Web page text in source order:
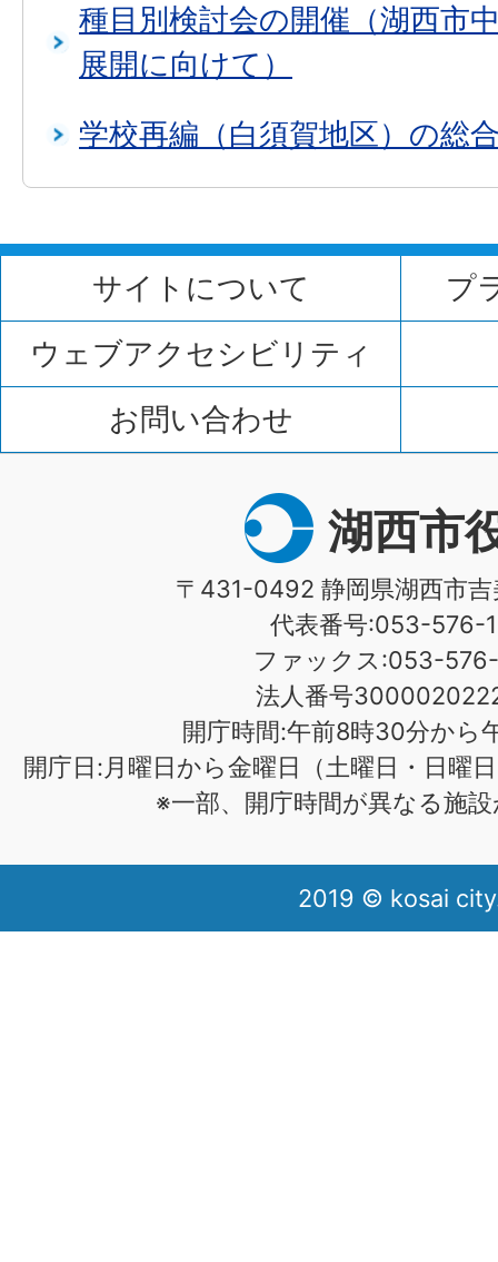
種目別検討会の開催（湖西市
展開に向けて）
学校再編（白須賀地区）の総
サイトについて
プ
ウェブアクセシビリティ
お問い合わせ
湖西市
〒431-0492 静岡県湖西市
代表番号:053-576-
ファックス:053-576-
法人番号
開庁時間:午前8時30分から
開庁日:月曜日から金曜日（土曜日・日曜
※一部、開庁時間が異なる施
2019 © kosai